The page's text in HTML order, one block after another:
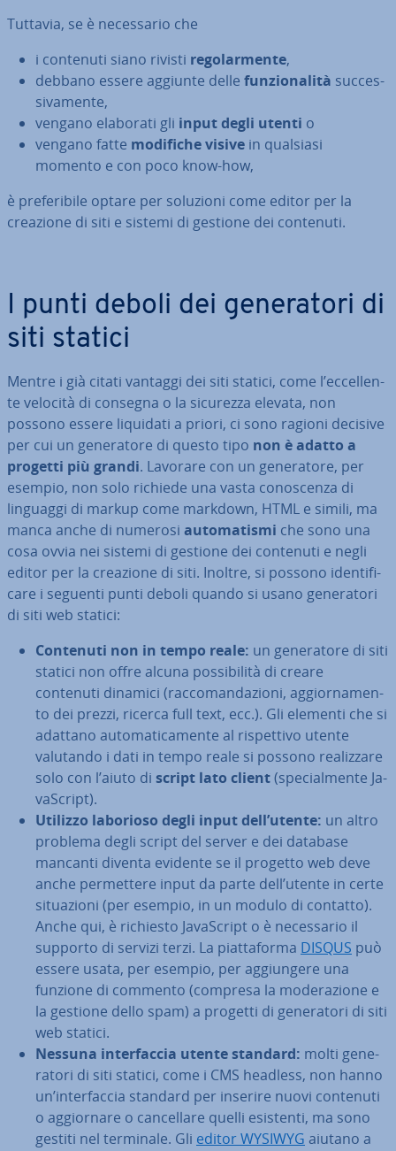
Tuttavia, se è ne­ces­sa­rio che
i contenuti siano rivisti re­go­lar­men­te,
debbano essere aggiunte delle fun­zio­na­li­tà suc­ces­
si­va­men­te,
vengano elaborati gli input degli utenti o
vengano fatte modifiche visive in qualsiasi
momento e con poco know-how,
è pre­fe­ri­bi­le optare per soluzioni come editor per la
creazione di siti e sistemi di gestione dei contenuti.
I punti deboli dei ge­ne­ra­to­ri di
siti statici
Mentre i già citati vantaggi dei siti statici, come l’ec­cel­len­
te velocità di consegna o la sicurezza elevata, non
possono essere liquidati a priori, ci sono ragioni decisive
per cui un ge­ne­ra­to­re di questo tipo non è adatto a
progetti più grandi. Lavorare con un ge­ne­ra­to­re, per
esempio, non solo richiede una vasta co­no­scen­za di
linguaggi di markup come markdown, HTML e simili, ma
manca anche di numerosi au­to­ma­ti­smi che sono una
cosa ovvia nei sistemi di gestione dei contenuti e negli
editor per la creazione di siti. Inoltre, si possono iden­ti­fi­
ca­re i seguenti punti deboli quando si usano ge­ne­ra­to­ri
di siti web statici:
Contenuti non in tempo reale: un ge­ne­ra­to­re di siti
statici non offre alcuna pos­si­bi­li­tà di creare
contenuti dinamici (rac­co­man­da­zio­ni, ag­gior­na­men­
to dei prezzi, ricerca full text, ecc.). Gli elementi che si
adattano au­to­ma­ti­ca­men­te al ri­spet­ti­vo utente
valutando i dati in tempo reale si possono rea­liz­za­re
solo con l’aiuto di script lato client(spe­cial­men­te Ja­
va­Script).
Utilizzo laborioso degli input dell’utente: un altro
problema degli script del server e dei database
mancanti diventa evidente se il progetto web deve
anche per­met­te­re input da parte dell’utente in certe
si­tua­zio­ni (per esempio, in un modulo di contatto).
Anche qui, è richiesto Ja­va­Script o è ne­ces­sa­rio il
supporto di servizi terzi. La piat­ta­for­ma DISQUS può
essere usata, per esempio, per ag­giun­ge­re una
funzione di commento (compresa la mo­de­ra­zio­ne e
la gestione dello spam) a progetti di ge­ne­ra­to­ri di siti
web statici.
Nessuna in­ter­fac­cia utente standard: molti ge­ne­
ra­to­ri di siti statici, come i CMS headless, non hanno
un’in­ter­fac­cia standard per inserire nuovi contenuti
o ag­gior­na­re o can­cel­la­re quelli esistenti, ma sono
gestiti nel terminale. Gli editor WYSIWYG aiutano a